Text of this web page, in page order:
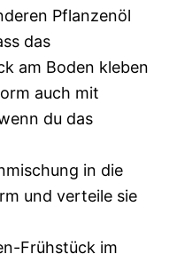
Pflanzenöl
das
am Boden kleben
auch mit
du das
in die
und verteile sie
Frühstück im